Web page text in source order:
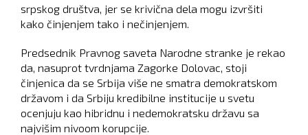
srpskog društva, jer se krivična dela mogu izvršiti
kako činjenjem tako i nečinjenjem.
Predsednik Pravnog saveta Narodne stranke je rekao
da, nasuprot tvrdnjama Zagorke Dolovac, stoji
činjenica da se Srbija više ne smatra demokratskom
državom i da Srbiju kredibilne institucije u svetu
ocenjuju kao hibridnu i nedemokratsku državu sa
najvišim nivoom korupcije.